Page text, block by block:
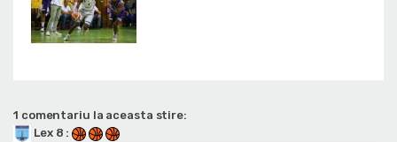
1 comentariu la aceasta stire:
Lex 8 :